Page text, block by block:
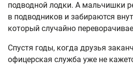
подводной лодки. А мальчишки
в подводников и забираются
который случайно
Спустя годы, когда друзья
офицерская служба уже не